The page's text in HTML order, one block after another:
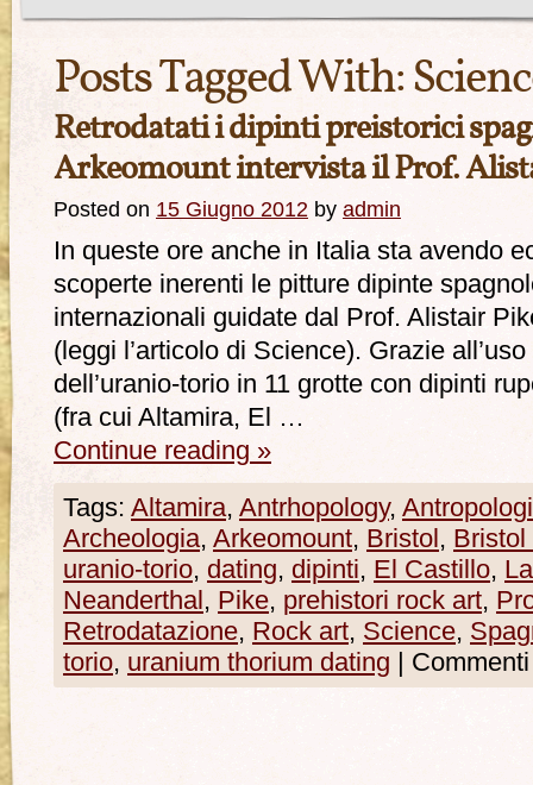
Posts Tagged With:
Retrodatati i dipinti preistorici
Arkeomount intervista il Prof.
Posted on 15 Giugno 2012 by admin
In queste ore anche in Italia sta avendo
scoperte inerenti le pitture dipinte
internazionali guidate dal Prof. Alistair
(leggi l’articolo di Science). Grazie
dell’uranio-torio in 11 grotte con dipinti
(fra cui Altamira, El …
Continue reading »
Tags: Altamira, Antrhopology,
Archeologia, Arkeomount, Bristol , Bristol
uranio-torio, dating, dipinti, El Castillo,
Neanderthal , Pike, prehistori rock art,
Retrodatazione, Rock art, Science,
torio, uranium thorium dating